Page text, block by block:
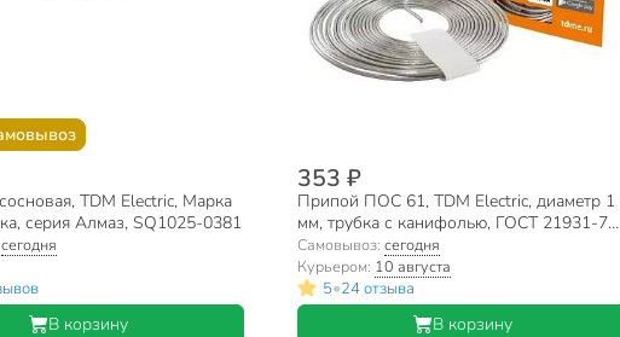
TDM Electric, Марка
серия Алмаз, SQ1025-0381
сегодня
В корзину
353 ₽
Припой ПОС 61, TDM Electric, диаметр 1
мм, трубка с канифолью, ГОСТ 21931-76,
2 м, спираль, серия Алмаз, SQ1025-0301
Самовывоз: сегодня
Курьером: 10 августа
5•24 отзыва
В корзину